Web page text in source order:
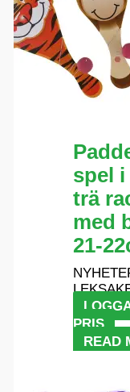
spel i
trä
med
21-
PRIS
READ